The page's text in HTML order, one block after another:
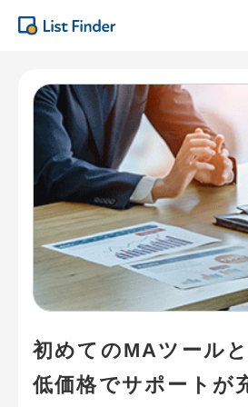
初めてのMAツール
低価格でサポートが